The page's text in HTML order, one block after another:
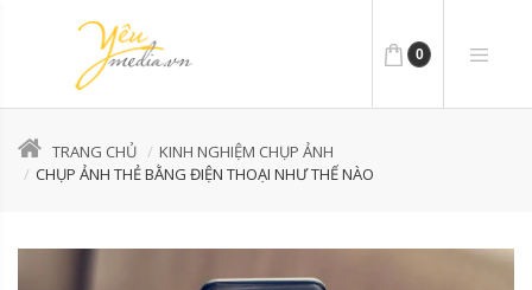
0
TRANG CHỦ
KINH NGHIỆM CHỤP ẢNH
CHỤP ẢNH THẺ BẰNG ĐIỆN THOẠI NHƯ THẾ NÀO